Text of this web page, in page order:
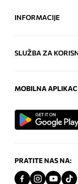
INFORMACIJE
SLUŽBA ZA
MOBILNA
PRATITE NAS NA: